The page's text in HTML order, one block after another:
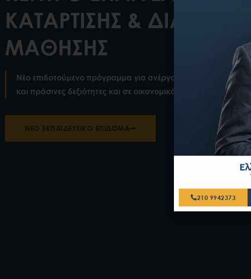
ΚΑΤΑΡΤΙΣΗΣ & ΔΙΑ ΒΙΟΥ
ΜΑΘΗΣΗΣ
Νέο επιδοτούμενο πρόγραμμα για ανέργους και
και πράσινες δεξιότητες και σε οικονομικό εγγραμματισμό με
NEO ΕΚΠΑΙΔΕΥΤΙΚΌ ΕΠΊΔΟΜΑ
210 9942373